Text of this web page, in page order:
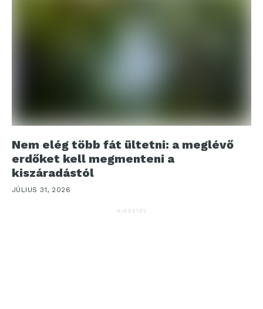
Nem elég több fát ültetni: a meglévő
erdőket kell megmenteni a
kiszáradástól
JÚLIUS 31, 2026
HIRDETÉS